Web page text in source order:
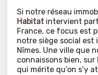
Si notre réseau
Habitat intervient
France, ce focus est
notre siège social est
Nîmes. Une ville que
connaissons bien,
qui mérite qu’on s’y